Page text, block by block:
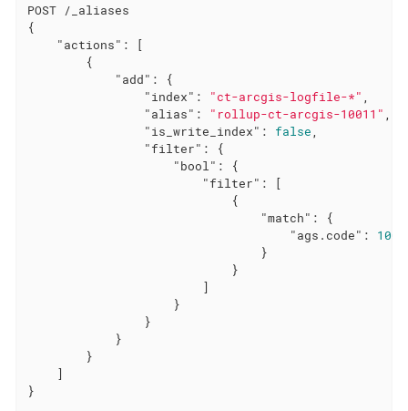
POST /_aliases
{
"actions" : [
        {
"add" : {
"index" : "ct-arcgis-logfile-*" ,
"alias" : "rollup-ct-arcgis-10011" ,
"is_write_index" : false,
"filter" : {
"bool" : {
"filter" : [
                            {
"match" : {
"ags.code" :
                                }
                            }
                        ]
                    }
                }
            }
        }
    ]
}